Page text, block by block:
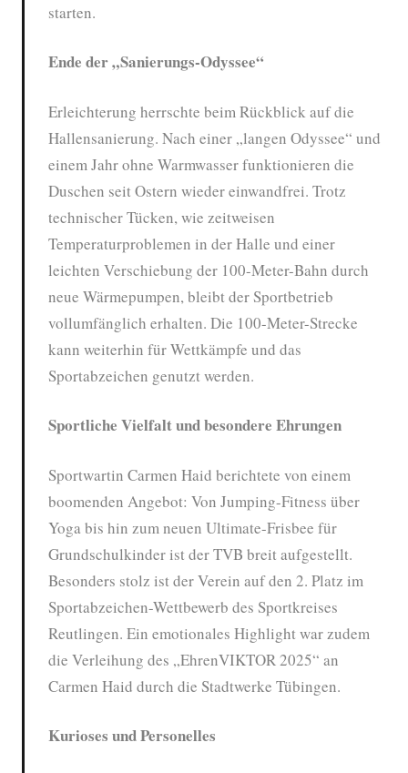
starten.
Ende der „Sanierungs-Odyssee“
Erleichterung herrschte beim Rückblick auf die
Hallensanierung. Nach einer „langen Odyssee“ und
einem Jahr ohne Warmwasser funktionieren die
Duschen seit Ostern wieder einwandfrei. Trotz
technischer Tücken, wie zeitweisen
Temperaturproblemen in der Halle und einer
leichten Verschiebung der 100-Meter-Bahn durch
neue Wärmepumpen, bleibt der Sportbetrieb
vollumfänglich erhalten. Die 100-Meter-Strecke
kann weiterhin für Wettkämpfe und das
Sportabzeichen genutzt werden.
Sportliche Vielfalt und besondere Ehrungen
Sportwartin Carmen Haid berichtete von einem
boomenden Angebot: Von Jumping-Fitness über
Yoga bis hin zum neuen Ultimate-Frisbee für
Grundschulkinder ist der TVB breit aufgestellt.
Besonders stolz ist der Verein auf den 2. Platz im
Sportabzeichen-Wettbewerb des Sportkreises
Reutlingen. Ein emotionales Highlight war zudem
die Verleihung des „EhrenVIKTOR 2025“ an
Carmen Haid durch die Stadtwerke Tübingen.
Kurioses und Personelles